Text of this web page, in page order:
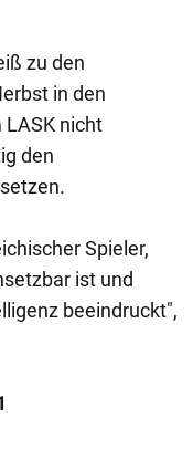
zu den
in den
LASK nicht
den
Spieler,
ist und
beeindruckt",